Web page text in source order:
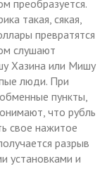
преобразуется.
такая, сякая,
превратятся
слушают
Хазина или Мишу
люди. При
пункты,
что рубль
свое нажитое
разрыв
установками и